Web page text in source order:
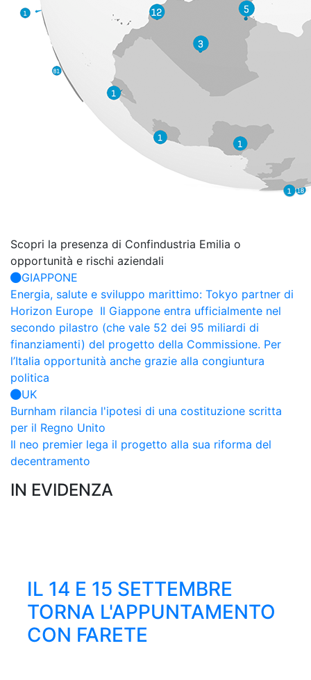
Scopri la presenza di Confindustria Emilia o
opportunità e rischi aziendali
GIAPPONE
Energia, salute e sviluppo marittimo: Tokyo partner di
Horizon Europe Il Giappone entra ufficialmente nel
secondo pilastro (che vale 52 dei 95 miliardi di
finanziamenti) del progetto della Commissione. Per
l’Italia opportunità anche grazie alla congiuntura
politica
UK
Burnham rilancia l'ipotesi di una costituzione scritta
per il Regno Unito
Il neo premier lega il progetto alla sua riforma del
decentramento
IN EVIDENZA
ONLINE IL NUMERO
DI GIUGNO DI FARE
IL 14 E 15 SETTEMBRE
TORNA L'APPUNTAMENTO
CON FARETE
62° PREMIO ESTENSE,
SELEZIONATA LA
QUARTINA FINALISTA
LEGGI LE STORIE DEL
PREMIO MASCAGNI 2026